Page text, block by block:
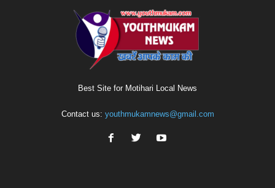
Best Site for Motihari Local News
Contact us: youthmukamnews@gmail.com